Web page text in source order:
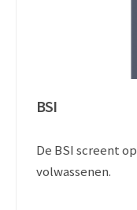
BSI
De BSI screent
volwassenen.